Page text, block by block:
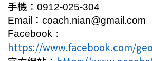
手機： 0912-025-304
Email
： coach.nian@gmail.com
Facebook：
https://www.facebook.com/